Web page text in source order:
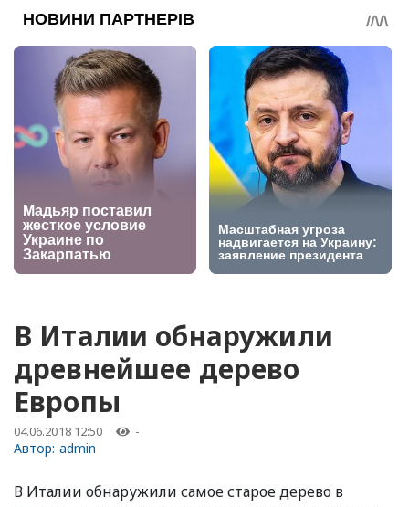
В Италии обнаружили
древнейшее дерево
Европы
04.06.2018 12:50 -
Автор: admin
В Италии обнаружили самое старое дерево в